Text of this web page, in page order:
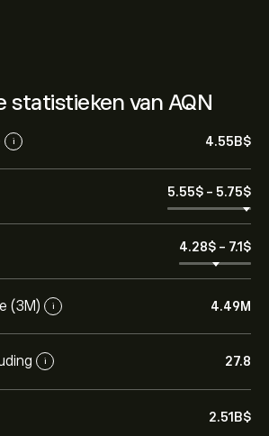
statistieken van AQN
i 4.55B‎$‎
5.55‎$‎ - 5.75‎$‎
4.28‎$‎ - 7.1‎$‎
(3M) i 4.49M
i 27.8
2.51B‎$‎